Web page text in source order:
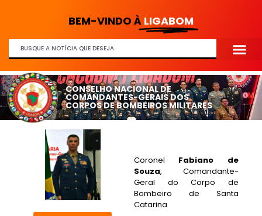
BEM-VINDO À LIGABOM
CONSELHO NACIONAL DE
COMANDANTES-GERAIS DOS
CORPOS DE BOMBEIROS MILITARES
Coronel Fabiano de
Souza, Comandante-
Geral do Corpo de
Bombeiro de Santa
Catarina